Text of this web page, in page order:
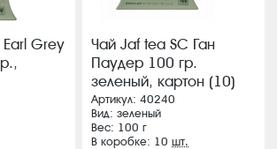
Grey
Чай Jaf tea SC Ган
Паудер 100 гр.
зеленый, картон (10)
(204) ВЛОЖЕНИЕ!!!!
Артикул: 40240
Вид: зеленый
Вес: 100 г
В коробке: 10шт.